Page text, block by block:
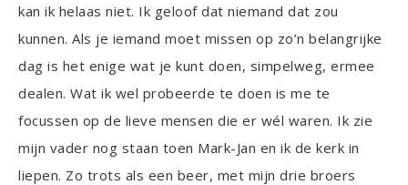
kan ik helaas niet. Ik geloof dat niemand dat zou
kunnen. Als je iemand moet missen op zo’n belangrijke
dag is het enige wat je kunt doen, simpelweg, ermee
dealen. Wat ik wel probeerde te doen is me te
focussen op de lieve mensen die er wél waren. Ik zie
mijn vader nog staan toen Mark-Jan en ik de kerk in
liepen. Zo trots als een beer, met mijn drie broers